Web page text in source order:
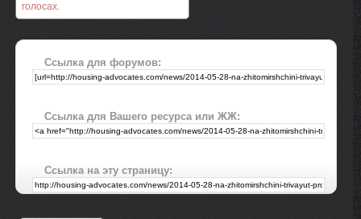
голосах.
Ссылка для форумов:
Ссылка для Вашего ресурса или ЖЖ:
Ссылка на эту страницу: